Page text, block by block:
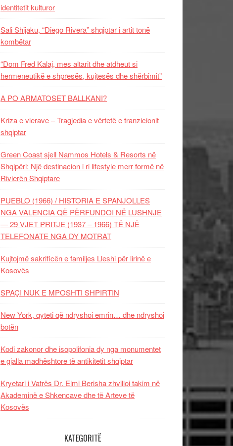
identitetit kulturor
Sali Shijaku, “Diego Rivera” shqiptar i artit tonë
kombëtar
“Dom Fred Kalaj, mes altarit dhe atdheut si
hermeneutikë e shpresës, kujtesës dhe shërbimit”
A PO ARMATOSET BALLKANI?
Kriza e vlerave – Tragjedia e vërtetë e tranzicionit
shqiptar
Green Coast sjell Nammos Hotels & Resorts në
Shqipëri: Një destinacion i ri lifestyle merr formë në
Rivierën Shqiptare
PUEBLO (1966) / HISTORIA E SPANJOLLES
NGA VALENCIA QË PËRFUNDOI NË LUSHNJE
— 29 VJET PRITJE (1937 – 1966) TË NJË
TELEFONATE NGA DY MOTRAT
Kujtojmë sakrificën e familjes Lleshi për lirinë e
Kosovës
SPAÇI NUK E MPOSHTI SHPIRTIN
New York, qyteti që ndryshoi emrin… dhe ndryshoi
botën
Kodi zakonor dhe isopolifonia dy nga monumentet
e gjalla madhështore të antikitetit shqiptar
Kryetari i Vatrës Dr. Elmi Berisha zhvilloi takim në
Akademinë e Shkencave dhe të Arteve të
Kosovës
KATEGORITË